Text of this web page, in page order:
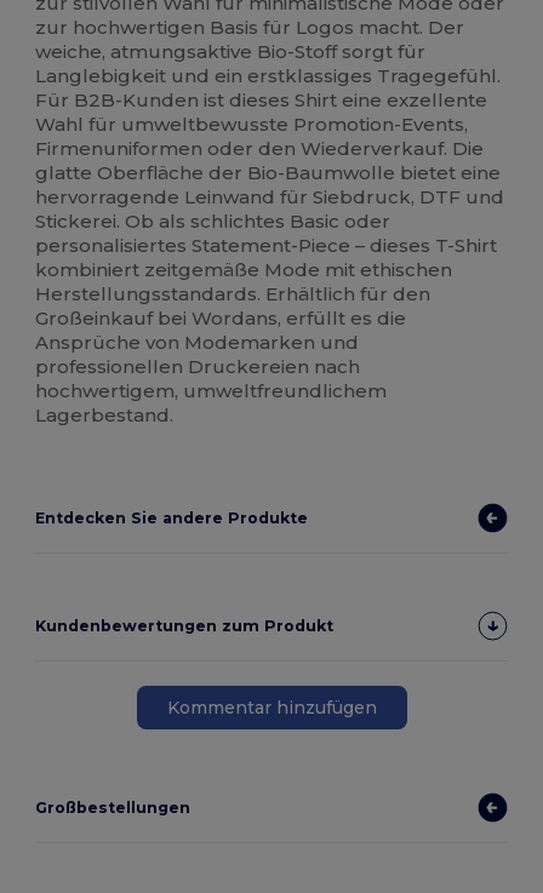
zur hochwertigen Basis für Logos macht. Der
weiche, atmungsaktive Bio-Stoff sorgt für
Langlebigkeit und ein erstklassiges Tragegefühl.
Für B2B-Kunden ist dieses Shirt eine exzellente
Wahl für umweltbewusste Promotion-Events,
Firmenuniformen oder den Wiederverkauf. Die
glatte Oberfläche der Bio-Baumwolle bietet eine
hervorragende Leinwand für Siebdruck, DTF und
Stickerei. Ob als schlichtes Basic oder
personalisiertes Statement-Piece – dieses T-Shirt
kombiniert zeitgemäße Mode mit ethischen
Herstellungsstandards. Erhältlich für den
Großeinkauf bei Wordans, erfüllt es die
Ansprüche von Modemarken und
professionellen Druckereien nach
hochwertigem, umweltfreundlichem
Lagerbestand.
Entdecken Sie andere Produkte
Kundenbewertungen zum Produkt
Kommentar hinzufügen
Großbestellungen